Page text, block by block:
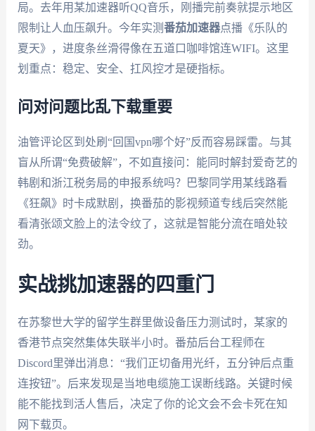
局。去年用某加速器听QQ音乐，刚播完前奏就提示地区
限制让人血压飙升。今年实测番茄加速器点播《乐队的
夏天》，进度条丝滑得像在五道口咖啡馆连WIFI。这里
划重点：稳定、安全、扛风控才是硬指标。
问对问题比乱下载重要
油管评论区到处刷“回国vpn哪个好”反而容易踩雷。与其
盲从所谓“免费破解”，不如直接问：能同时解封爱奇艺的
韩剧和浙江税务局的申报系统吗？巴黎同学用某线路看
《狂飙》时卡成默剧，换番茄的影视频道专线后突然能
看清张颂文脸上的法令纹了，这就是智能分流在暗处较
劲。
实战挑加速器的四重门
在苏黎世大学的留学生群里做设备压力测试时，某家的
香港节点突然集体失联半小时。番茄后台工程师在
Discord里弹出消息：“我们正切备用光纤，五分钟后点重
连按钮”。后来发现是当地电缆施工误断线路。关键时候
能不能找到活人售后，决定了你的论文会不会卡死在知
网下载页。